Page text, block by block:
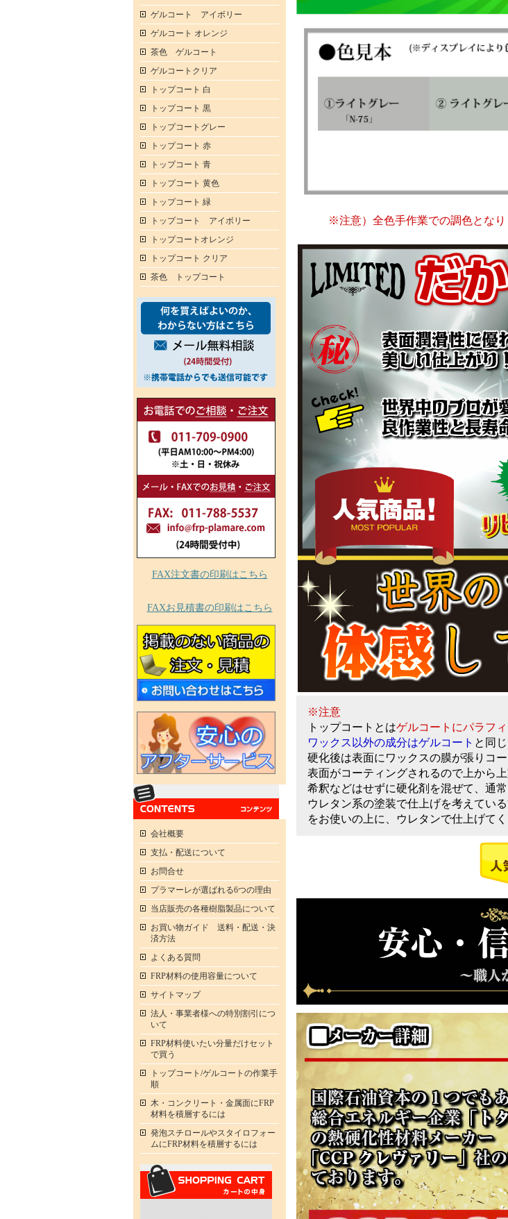
ゲルコート アイボリー
ゲルコート オレンジ
茶色 ゲルコート
ゲルコートクリア
トップコート 白
トップコート 黒
トップコートグレー
トップコート 赤
トップコート 青
トップコート 黄色
トップコート 緑
トップコート アイボリー
トップコートオレンジ
トップコート クリア
茶色 トップコート
FAX注文書の印刷はこちら
FAXお見積書の印刷はこちら
会社概要
支払・配送について
お問合せ
プラマーレが選ばれる6つの理由
当店販売の各種樹脂製品について
お買い物ガイド 送料・配送・決
済方法
よくある質問
FRP材料の使用容量について
サイトマップ
法人・事業者様への特別割引につ
いて
FRP材料使いたい分量だけセット
で買う
トップコート/ゲルコートの作業手
順
木・コンクリート・金属面にFRP
材料を積層するには
発泡スチロールやスタイロフォー
ムにFRP材料を積層するには
※注意）全色手作業での調色となり
※注意
トップコートとはゲルコートにパラフ
ワックス以外の成分はゲルコート と同じ
硬化後は表面にワックスの膜が張りコ
表面がコーティングされるので上から
希釈などはせずに硬化剤を混ぜて、通常
ウレタン系の塗装で仕上げを考えてい
をお使いの上に、ウレタンで仕上げてく